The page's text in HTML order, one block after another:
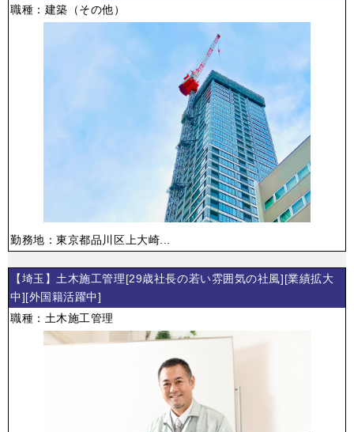
職種：建築（その他）
勤務地：東京都品川区上大崎...
【埼玉】土木施工管理[29歳社長の若い雰囲気の社風][業績拡大
中][外国籍活躍中]
職種：土木施工管理